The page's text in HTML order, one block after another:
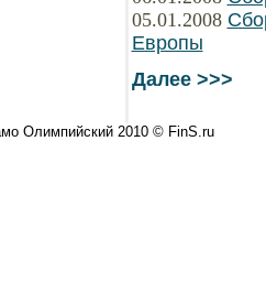
05.01.2008
Европы
Далее >>>
Олимпийский 2010 © FinS.ru